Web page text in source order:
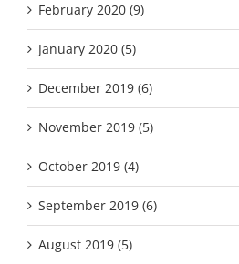
February 2020 (9)
January 2020 (5)
December 2019 (6)
November 2019 (5)
October 2019 (4)
September 2019 (6)
August 2019 (5)